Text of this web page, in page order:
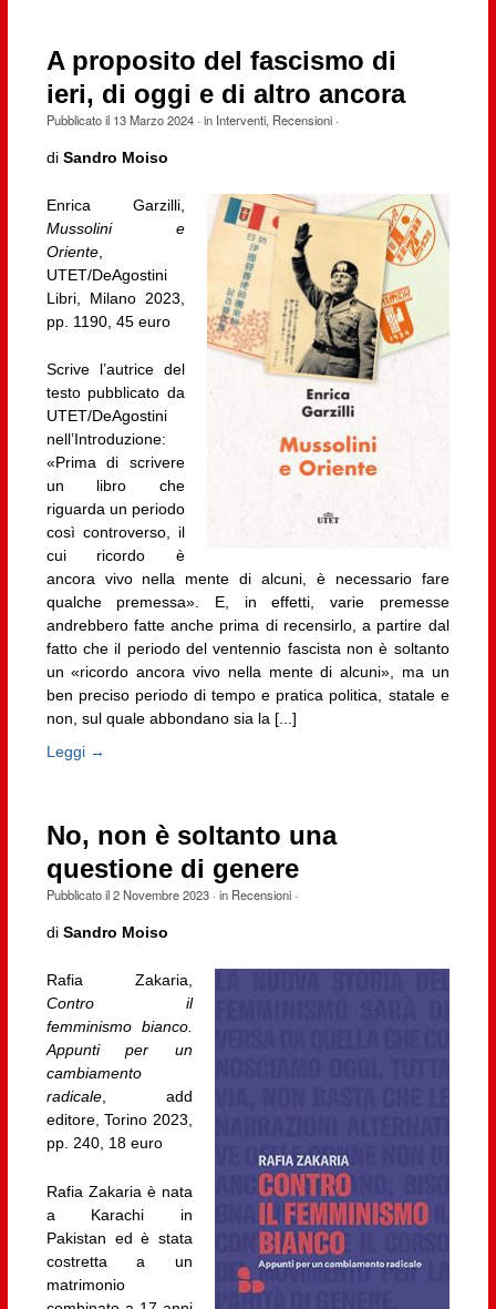
A proposito del fascismo di
ieri, di oggi e di altro ancora
Pubblicato il 13 Marzo 2024· in Interventi, Recensioni·
di Sandro Moiso
Enrica Garzilli,
Mussolini e
Oriente,
UTET/DeAgostini
Libri, Milano 2023,
pp. 1190, 45 euro
Scrive l’autrice del
testo pubblicato da
UTET/DeAgostini
nell’Introduzione:
«Prima di scrivere
un libro che
riguarda un periodo
così controverso, il
cui ricordo è
ancora vivo nella mente di alcuni, è necessario fare
qualche premessa». E, in effetti, varie premesse
andrebbero fatte anche prima di recensirlo, a partire dal
fatto che il periodo del ventennio fascista non è soltanto
un «ricordo ancora vivo nella mente di alcuni», ma un
ben preciso periodo di tempo e pratica politica, statale e
non, sul quale abbondano sia la [...]
Leggi →
No, non è soltanto una
questione di genere
Pubblicato il2 Novembre 2023· in Recensioni·
di Sandro Moiso
Rafia Zakaria,
Contro il
femminismo bianco.
Appunti per un
cambiamento
radicale, add
editore, Torino 2023,
pp. 240, 18 euro
Rafia Zakaria è nata
a Karachi in
Pakistan ed è stata
costretta a un
matrimonio